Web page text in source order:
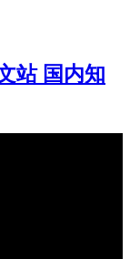
站 国内知